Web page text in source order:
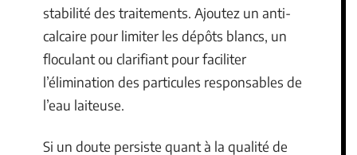
stabilité des traitements. Ajoutez un anti-
calcaire pour limiter les dépôts blancs, un
floculant ou clarifiant pour faciliter
l’élimination des particules responsables de
l’eau laiteuse.
Si un doute persiste quant à la qualité de